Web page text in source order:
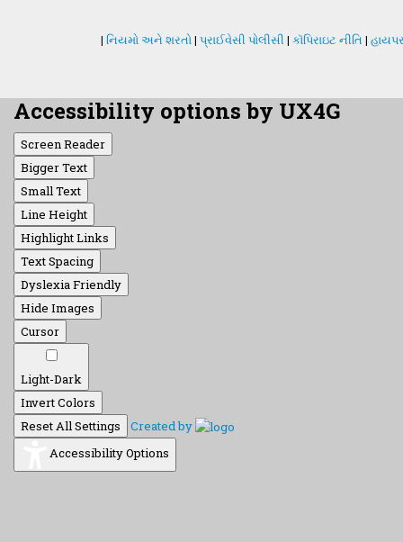
| નિયમો અને શરતો| પ્રાઈવેસી પોલીસી | કૉપિરાઇટ નીતિ |
Accessibility options by UX4G
Screen Reader
Bigger Text
Small Text
Line Height
Highlight Links
Text Spacing
Dyslexia Friendly
Hide Images
Cursor
Light-Dark
Invert Colors
Reset All Settings
Created by
Accessibility Options